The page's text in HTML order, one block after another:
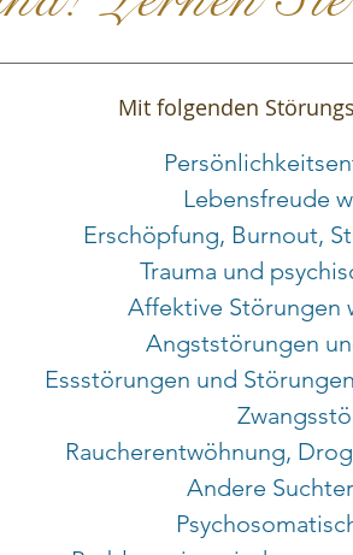
Mit folgenden
Lebensfreude
Erschöpfung, Burnout,
Trauma und
Affektive Störungen
Angststörungen
Essstörungen und
Raucherentwöhnung,
Andere